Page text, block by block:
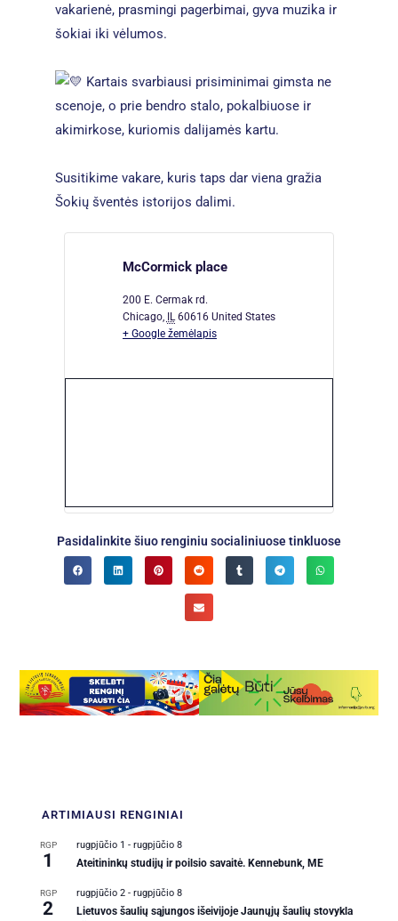
vakarienė, prasmingi pagerbimai, gyva muzika ir
šokiai iki vėlumos.
Kartais svarbiausi prisiminimai gimsta ne
scenoje, o prie bendro stalo, pokalbiuose ir
akimirkose, kuriomis dalijamės kartu.
Susitikime vakare, kuris taps dar viena gražia
Šokių šventės istorijos dalimi.
McCormick place
200 E. Cermak rd.
Chicago, IL 60616 United States
+ Google žemėlapis
Pasidalinkite šiuo renginiu socialiniuose tinkluose
ARTIMIAUSI RENGINIAI
RGP
1
rugpjūčio 1 -rugpjūčio 8
Ateitininkų studijų ir poilsio savaitė. Kennebunk, ME
RGP
2
rugpjūčio 2 -rugpjūčio 8
Lietuvos šaulių sąjungos išeivijoje Jaunųjų šaulių stovykla